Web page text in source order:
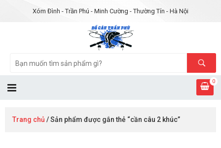
Xóm Đình - Trần Phú - Minh Cường - Thường Tín - Hà Nội
0
Trang chủ / Sản phẩm được gắn thẻ “cần câu 2 khúc”